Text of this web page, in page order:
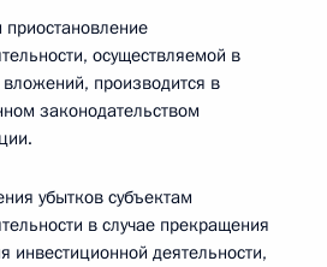
осуществляемой в
производится в
законодательством
убытков субъектам
в случае прекращения
инвестиционной деятельности,